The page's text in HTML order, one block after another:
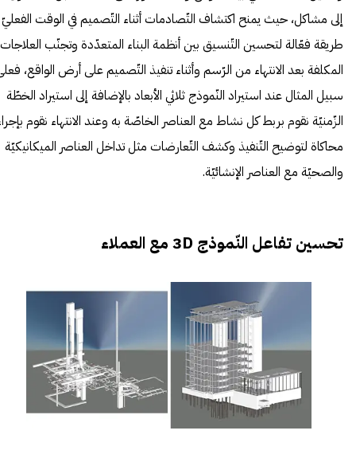
إلى مشاكل، حيث يمنح اكتشاف التّصادمات أثناء التّصميم في الوقت الفعليّ
طريقة فعّالة لتحسين التّنسيق بين أنظمة البناء المتعدّدة وتجنّب العلاجات
المكلفة بعد الانتهاء من الرّسم وأثناء تنفيذ التّصميم على أرض الواقع،
سبيل المثال عند استيراد النّموذج ثلاثي الأبعاد بالإضافة إلى استيراد الخطّة
الزّمنيّة نقوم بربط كل نشاط مع العناصر الخاصّة به وعند الانتهاء نقوم
محاكاة لتوضيح التّنفيذ وكشف التّعارضات مثل تداخل العناصر الميكانيكيّة
والصحيّة مع العناصر الإنشائيّة.
تحسين تفاعل النّموذج 3D مع العملاء